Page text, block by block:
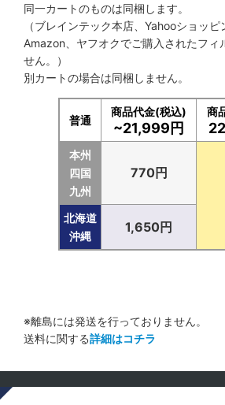
同一カートのものは同梱します。
（ブレインテック本店、Yahooショッピ
Amazon、ヤフオクでご購入されたフィ
せん。）
別カートの場合は同梱しません。
普通
商品代金(税込)
~21,999円
商
本州
四国
九州
770円
北海道
沖縄
1,650円
※離島には発送を行っておりません。
送料に関する詳細はコチラ